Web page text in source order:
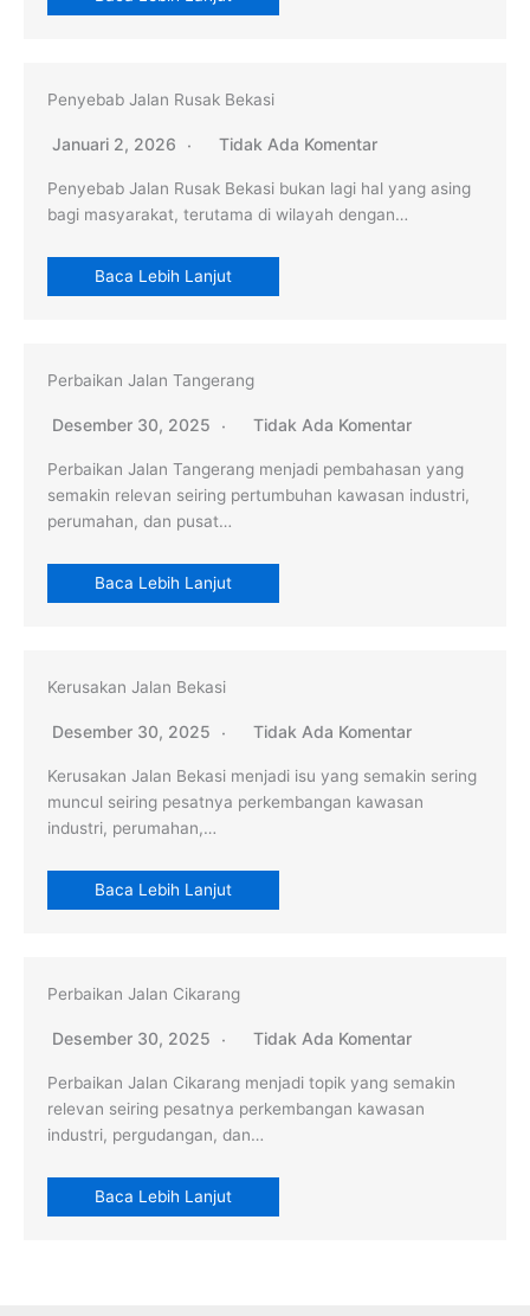
Penyebab Jalan Rusak Bekasi
Januari 2, 2026 Tidak Ada Komentar
Penyebab Jalan Rusak Bekasi bukan lagi hal yang asing
bagi masyarakat, terutama di wilayah dengan…
Baca Lebih Lanjut
Perbaikan Jalan Tangerang
Desember 30, 2025 Tidak Ada Komentar
Perbaikan Jalan Tangerang menjadi pembahasan yang
semakin relevan seiring pertumbuhan kawasan industri,
perumahan, dan pusat…
Baca Lebih Lanjut
Kerusakan Jalan Bekasi
Desember 30, 2025 Tidak Ada Komentar
Kerusakan Jalan Bekasi menjadi isu yang semakin sering
muncul seiring pesatnya perkembangan kawasan
industri, perumahan,…
Baca Lebih Lanjut
Perbaikan Jalan Cikarang
Desember 30, 2025 Tidak Ada Komentar
Perbaikan Jalan Cikarang menjadi topik yang semakin
relevan seiring pesatnya perkembangan kawasan
industri, pergudangan, dan…
Baca Lebih Lanjut